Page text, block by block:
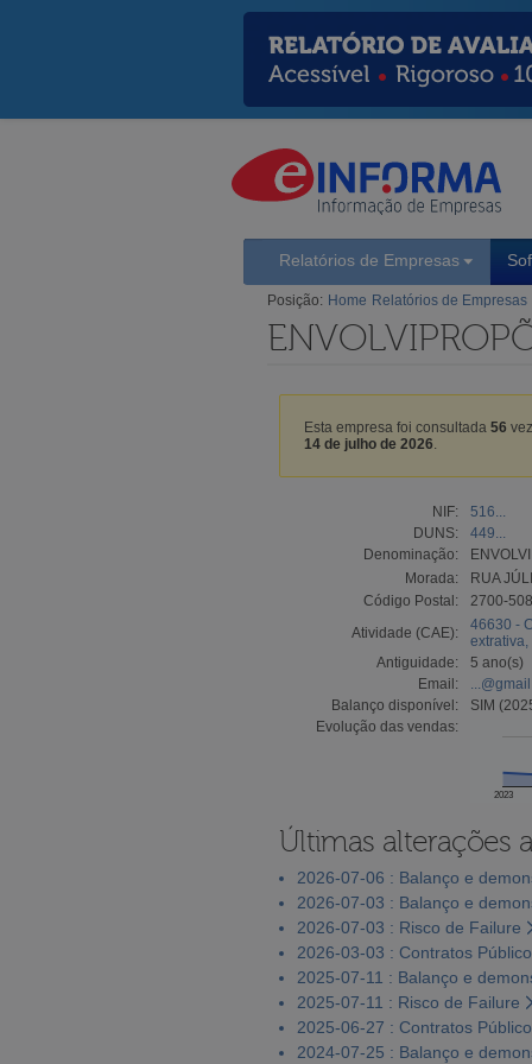
Relatórios de Empresas
Posição: Home Relatórios de Empresas
Esta empresa foi consultada 56
14 de julho de 2026
NIF:
516...
DUNS:
449...
Denominação:
Morada:
RUA
Código Postal:
2700-
Atividade (CAE):
46630 -
Antiguidade:
5 ano(s)
Email:
Balanço disponível:
SIM
Evolução das vendas:
2023
Últimas alterações
2026-07-06 : Balanço e
2026-07-03 : Balanço e
2026-07-03 : Risco de Failure
2026-03-03 : Contratos
2025-07-11 : Balanço e
2025-07-11 : Risco de Failure
2025-06-27 : Contratos
2024-07-25 : Balanço e